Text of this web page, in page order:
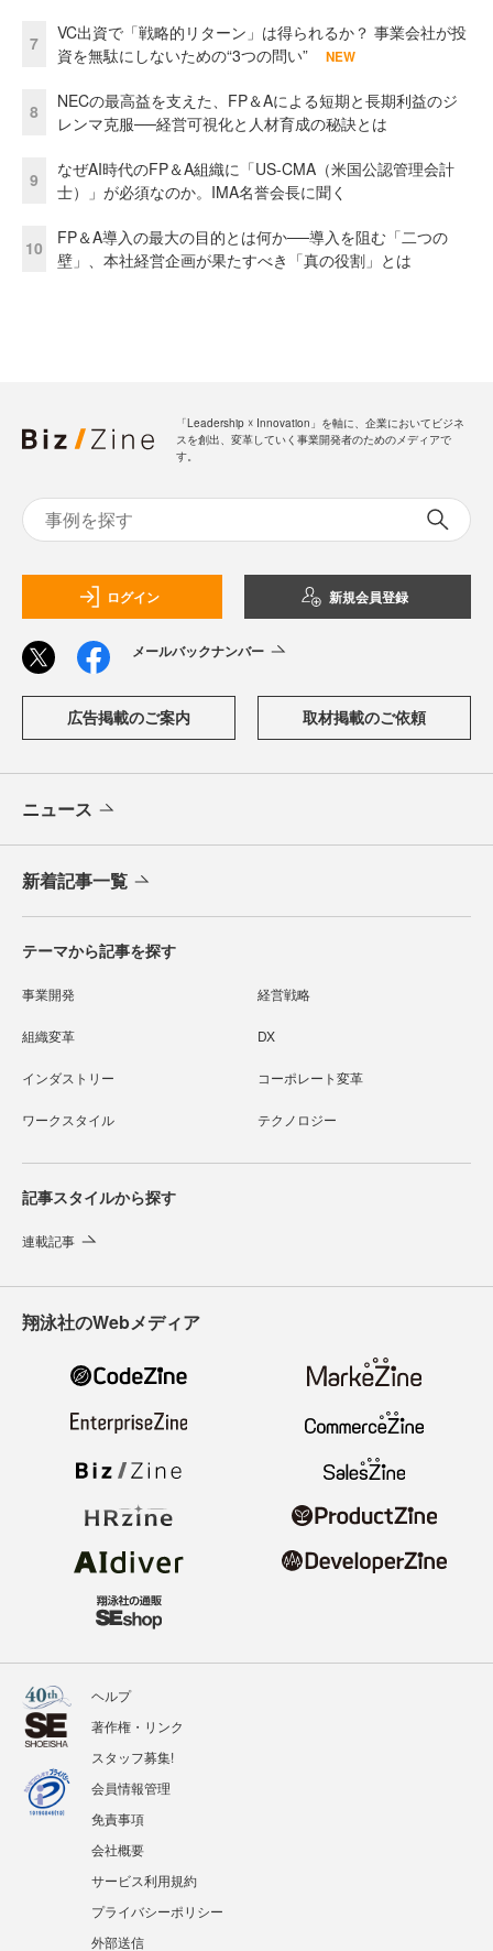
7
VC出資で「戦略的リターン」は得られるか？ 事業会社が投
資を無駄にしないための“3つの問い”
NEW
8
NECの最高益を支えた、FP＆Aによる短期と長期利益のジ
レンマ克服──経営可視化と人材育成の秘訣とは
9
なぜAI時代のFP＆A組織に「US-CMA（米国公認管理会計
士）」が必須なのか。IMA名誉会長に聞く
10
FP＆A導入の最大の目的とは何か──導入を阻む「二つの
壁」、本社経営企画が果たすべき「真の役割」とは
「Leadership ☓ Innovation」を軸に、企業においてビジネ
スを創出、変革していく事業開発者のためのメディアで
す。
ログイン 新規会員登録
メールバックナンバー
広告掲載のご案内 取材掲載のご依頼
ニュース
新着記事一覧
テーマから記事を探す
事業開発 経営戦略
組織変革 DX
インダストリー コーポレート変革
ワークスタイル テクノロジー
記事スタイルから探す
連載記事
翔泳社のWebメディア
ヘルプ
著作権・リンク
スタッフ募集!
会員情報管理
免責事項
会社概要
サービス利用規約
プライバシーポリシー
外部送信